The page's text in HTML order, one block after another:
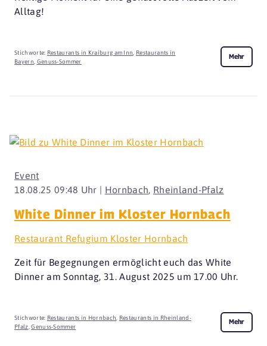
Alltag!
Stichworte: Restaurants in Kraiburg am Inn
Restaurants in
Bayern Genuss-Sommer
Mehr
18.08.25 09:48 Uhr | Hornbach, Rheinland-Pfalz
Event
White Dinner im Kloster Hornbach
Restaurant Refugium Kloster Hornbach
Zeit für Begegnungen ermöglicht euch das White
Dinner am Sonntag, 31. August 2025 um 17.00 Uhr.
Stichworte: Restaurants in Hornbach
Restaurants in Rheinland-
Pfalz ,Genuss-Sommer
Mehr